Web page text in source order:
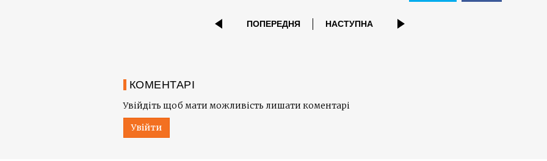
ПОПЕРЕДНЯ НАСТУПНА
КОМЕНТАРІ
Увійдіть щоб мати можливість лишати коментарі
Увійти